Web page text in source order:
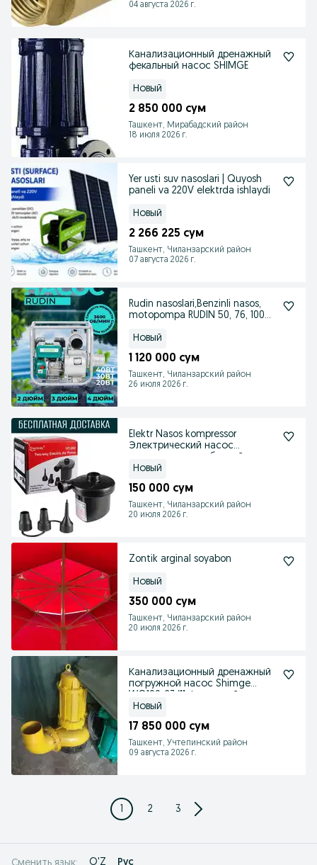
04 августа 2026 г.
Канализационный дренажный
фекальный насос SHIMGE
Новый
2 850 000 сум
Ташкент, Мирабадский район
18 июля 2026 г.
Yer usti suv nasoslari | Quyosh
paneli va 220V elektrda ishlaydi
Новый
2 266 225 сум
Ташкент, Чиланзарский район
07 августа 2026 г.
Rudin nasoslari,Benzinli nasos,
motopompa RUDIN 50, 76, 100
Новый
1 120 000 сум
Ташкент, Чиланзарский район
26 июля 2026 г.
Elektr Nasos kompressor
Электрический насос
Новый
150 000 сум
Ташкент, Чиланзарский район
20 июля 2026 г.
Zontik arginal soyabon
Новый
350 000 сум
Ташкент, Чиланзарский район
20 июля 2026 г.
Канализационный дренажный
погружной насос Shimge
Новый
17 850 000 сум
Ташкент, Учтепинский район
09 августа 2026 г.
1 2 3
Сменить язык: O'Z Рус